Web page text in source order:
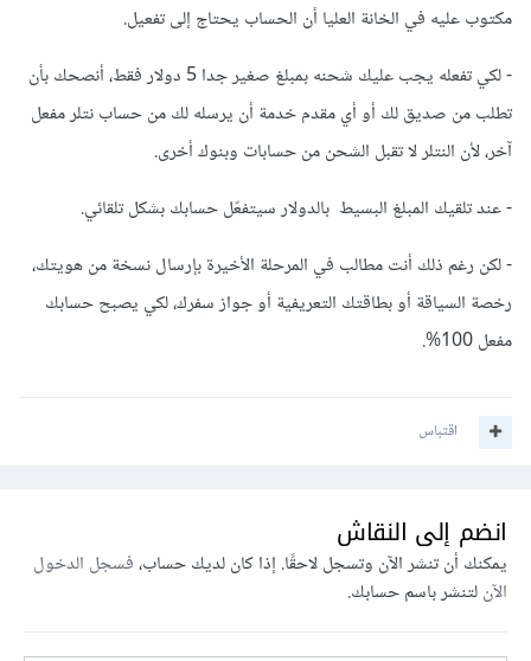
مكتوب عليه في الخانة العليا أن الحساب يحتاج إلى تفعيل.
- لكي تفعله يجب عليك شحنه بمبلغ صغير جدا 5 دولار فقط، أنصحك بأن
تطلب من صديق لك أو أي مقدم خدمة أن يرسله لك من حساب نتلر مفعل
آخر، لأن النتلر لا تقبل الشحن من حسابات وبنوك أخرى.
- عند تلقيك المبلغ البسيط بالدولار سيتفعّل حسابك بشكل تلقائي.
- لكن رغم ذلك أنت مطالب في المرحلة الأخيرة بإرسال نسخة من هويتك،
رخصة السياقة أو بطاقتك التعريفية أو جواز سفرك، لكي يصبح حسابك
مفعل 100%.
اقتباس
انضم إلى النقاش
يمكنك أن تنشر الآن وتسجل لاحقًا. إذا كان لديك حساب،فسجل الدخول
الآنلتنشر باسم حسابك.